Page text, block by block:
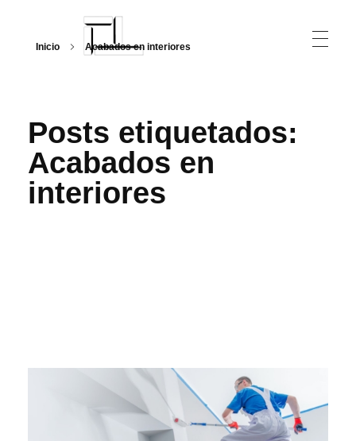
Inicio Acabados en interiores
Posts etiquetados:
Acabados en
interiores